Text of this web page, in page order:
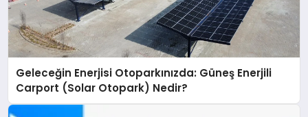
Geleceğin Enerjisi Otoparkınızda: Güneş Enerjili
Carport (Solar Otopark) Nedir?